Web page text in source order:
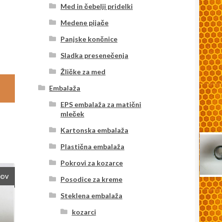
Med in čebelji pridelki
Medene pijače
Panjske končnice
Sladka presenečenja
Žličke za med
Embalaža
EPS embalaža za matični
mleček
Kartonska embalaža
Plastična embalaža
Pokrovi za kozarce
Posodice za kreme
Steklena embalaža
kozarci